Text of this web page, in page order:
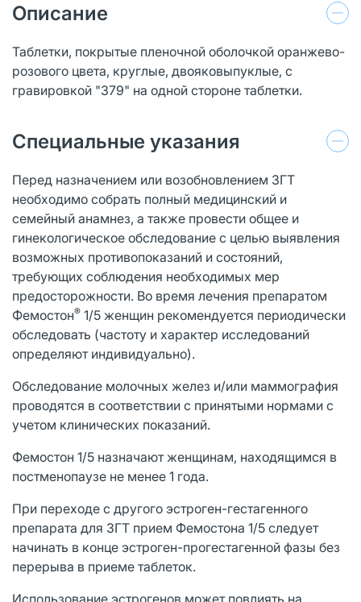
Описание
Таблетки, покрытые пленочной оболочкой оранжево-
розового цвета, круглые, двояковыпуклые, с
гравировкой "379" на одной стороне таблетки.
Специальные указания
Перед назначением или возобновлением ЗГТ
необходимо собрать полный медицинский и
семейный анамнез, а также провести общее и
гинекологическое обследование с целью выявления
возможных противопоказаний и состояний,
требующих соблюдения необходимых мер
предосторожности. Во время лечения препаратом
Фемостон® 1/5 женщин рекомендуется периодически
обследовать (частоту и характер исследований
определяют индивидуально).
Обследование молочных желез и/или маммография
проводятся в соответствии с принятыми нормами с
учетом клинических показаний.
Фемостон 1/5 назначают женщинам, находящимся в
постменопаузе не менее 1 года.
При переходе с другого эстроген-гестагенного
препарата для ЗГТ прием Фемостона 1/5 следует
начинать в конце эстроген-прогестагенной фазы без
перерыва в приеме таблеток.
Использование эстрогенов может повлиять на